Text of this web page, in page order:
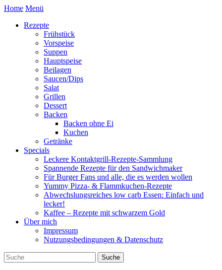
Home Menü
Rezepte
Frühstück
Vorspeise
Suppen
Hauptspeise
Beilagen
Saucen/Dips
Salat
Grillen
Dessert
Backen
Backen ohne Ei
Kuchen
Getränke
Specials
Leckere Kontaktgrill-Rezepte-Sammlung
Spannende Rezepte für den Sandwichmaker
Für Burger Fans und alle, die es werden wollen
Yummy Pizza- & Flammkuchen-Rezepte
Abwechslungsreiches low carb Essen: Einfach und
lecker!
Kaffee – Rezepte mit schwarzem Gold
Über mich
Impressum
Nutzungsbedingungen & Datenschutz